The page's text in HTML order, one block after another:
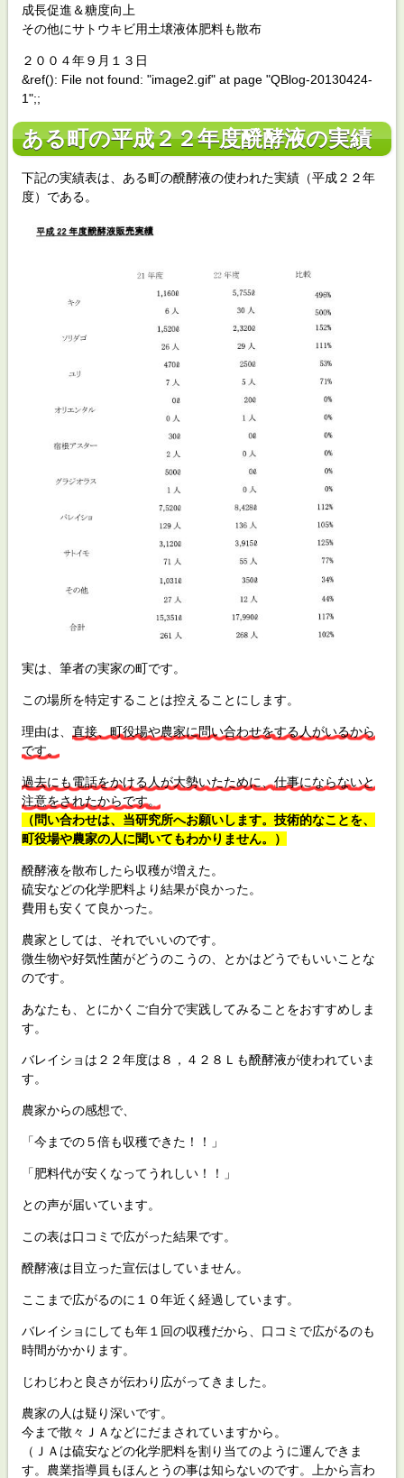
成長促進＆糖度向上
その他にサトウキビ用土壌液体肥料も散布
２００４年９月１３日
&ref(): File not found: "image2.gif" at page "QBlog-20130424-
1";;
ある町の平成２２年度醗酵液の実績
下記の実績表は、ある町の醗酵液の使われた実績（平成２２年
度）である。
実は、筆者の実家の町です。
この場所を特定することは控えることにします。
理由は、 直接、町役場や農家に問い合わせをする人がいるから
です。
過去にも電話をかける人が大勢いたために、仕事にならないと
注意をされたからです。
（問い合わせは、当研究所へお願いします。 技術的なことを、
町役場や農家の人に聞いてもわかりません。）
醗酵液を散布したら収穫が増えた。
硫安などの化学肥料より結果が良かった。
費用も安くて良かった。
農家としては、それでいいのです。
微生物や好気性菌がどうのこうの、とかはどうでもいいことな
のです。
あなたも、とにかくご自分で実践してみることをおすすめしま
す。
バレイショは２２年度は８，４２８Ｌも醗酵液が使われていま
す。
農家からの感想で、
「今までの５倍も収穫できた！！」
「肥料代が安くなってうれしい！！」
との声が届いています。
この表は口コミで広がった結果です。
醗酵液は目立った宣伝はしていません。
ここまで広がるのに１０年近く経過しています。
バレイショにしても年１回の収穫だから、口コミで広がるのも
時間がかかります。
じわじわと良さが伝わり広がってきました。
農家の人は疑り深いです。
今まで散々ＪＡなどにだまされていますから。
（ＪＡは硫安などの化学肥料を割り当てのように運んできま
す。農業指導員もほんとうの事は知らないのです。上から言わ